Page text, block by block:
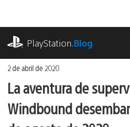
contenido
PlayStation.Blog
2 de abril de 2020
La aventura de
Windbound